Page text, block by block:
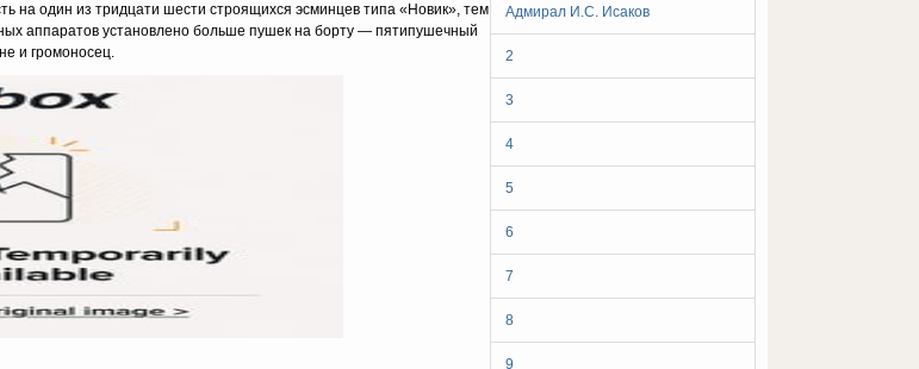
Адмирал И.С. Исаков
2
3
4
5
6
7
8
9
на один из тридцати шести строящихся эсминцев типа «Новик», тем
аппаратов установлено больше пушек на борту — пятипушечный
и громоносец.